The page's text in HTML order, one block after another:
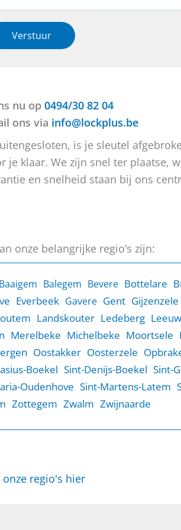
Verstuur
nu op 0494/30 82 04
ons via info@lockplus.be
is je sleutel
je klaar. We zijn snel ter plaatse,
en snelheid staan bij ons
onze belangrijke regio’s zijn:
Baaigem Balegem Bevere Bottelare
Everbeek Gavere Gent Gijzenzele
Landskouter Ledeberg
Merelbeke Michelbeke Moortsele
Oostakker Oosterzele
Boekel Sint-Denijs-Boekel Sint-
Oudenhove Sint-Martens-Latem
Zottegem Zwalm Zwijnaarde
onze regio's hier